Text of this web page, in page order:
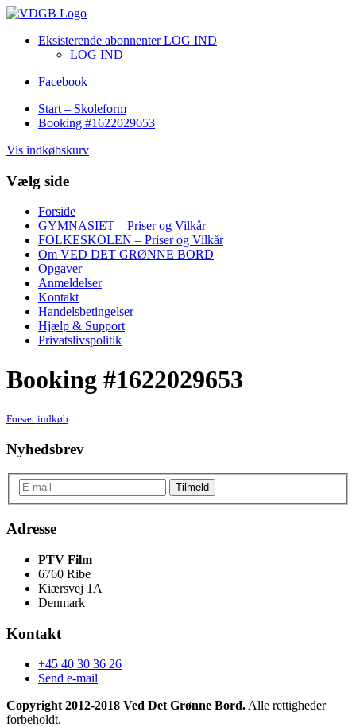
Eksisterende abonnenter LOG IND
LOG IND
Facebook
Start – Skoleform
Booking #1622029653
Vis indkøbskurv
Vælg side
Forside
GYMNASIET – Priser og Vilkår
FOLKESKOLEN – Priser og Vilkår
Om VED DET GRØNNE BORD
Opgaver
Anmeldelser
Kontakt
Handelsbetingelser
Hjælp & Support
Privatslivspolitik
Booking #1622029653
Forsæt indkøb
Nyhedsbrev
Adresse
PTV Film
6760 Ribe
Kiærsvej 1A
Denmark
Kontakt
+45 40 30 36 26
Send e-mail
Copyright 2012-2018 Ved Det Grønne Bord. Alle rettigheder
forbeholdt.